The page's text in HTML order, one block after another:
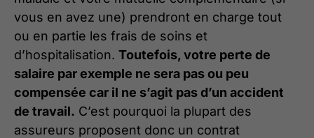
vous en avez une) prendront en charge tout
ou en partie les frais de soins et
d’hospitalisation. Toutefois, votre perte de
salaire par exemple ne sera pas ou peu
compensée car il ne s’agit pas d’un accident
de travail. C’est pourquoi la plupart des
assureurs proposent donc un contrat